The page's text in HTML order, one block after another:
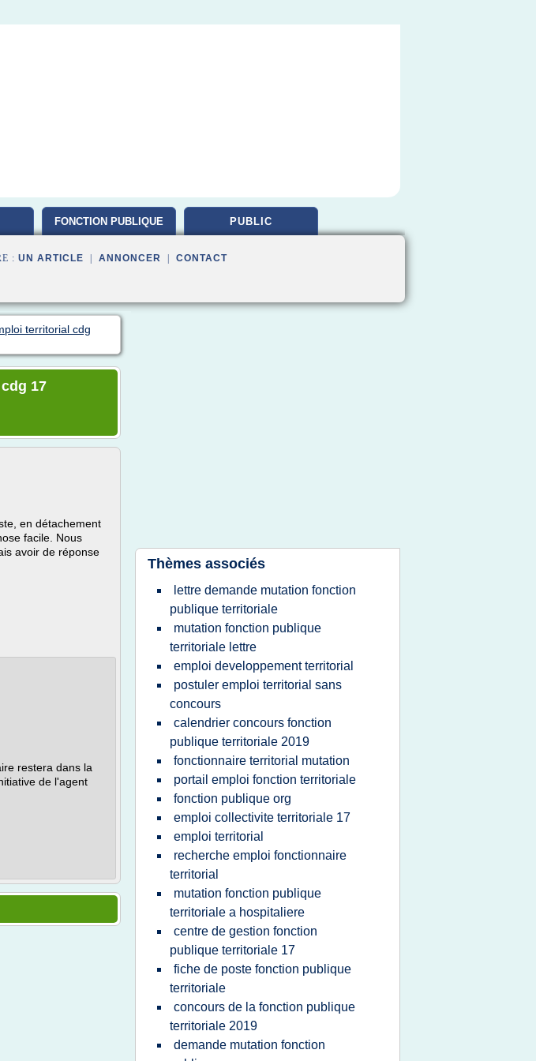
FONCTION PUBLIQUE PUBLIC
: UN ARTICLE ANNONCER CONTACT
territorial cdg
17
en détachement
facile. Nous
avoir de réponse
restera dans la
de l'agent
Thèmes associés
lettre demande mutation fonction
publique territoriale
mutation fonction publique
territoriale lettre
emploi developpement territorial
postuler emploi territorial sans
concours
calendrier concours fonction
publique territoriale 2019
fonctionnaire territorial mutation
portail emploi fonction territoriale
fonction publique org
emploi collectivite territoriale 17
emploi territorial
recherche emploi fonctionnaire
territorial
mutation fonction publique
territoriale a hospitaliere
centre de gestion fonction
publique territoriale 17
fiche de poste fonction publique
territoriale
concours de la fonction publique
territoriale 2019
demande mutation fonction